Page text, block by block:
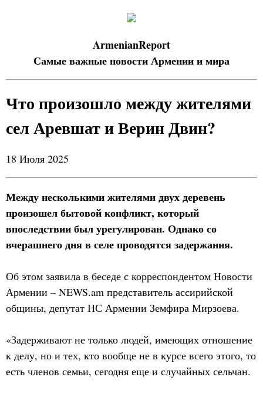
ArmenianReport
Самые важные новости Армении и мира
Что произошло между жителями
сел Аревшат и Верин Двин?
18 Июля 2025
Между несколькими жителями двух деревень
произошел бытовой конфликт, который
впоследствии был урегулирован. Однако со
вчерашнего дня в селе проводятся задержания.
Об этом заявила в беседе с корреспондентом Новости
Армении – NEWS.am представитель ассирийской
общины, депутат НС Армении Земфира Мирзоева.
«Задерживают не только людей, имеющих отношение
к делу, но и тех, кто вообще не в курсе всего этого, то
есть членов семьи, сегодня еще и случайных сельчан.